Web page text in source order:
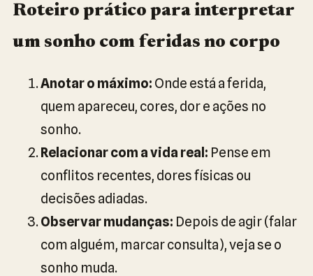
Roteiro prático para interpretar
um sonho com feridas no corpo
Anotar o máximo: Onde está a ferida,
quem apareceu, cores, dor e ações no
sonho.
Relacionar com a vida real: Pense em
conflitos recentes, dores físicas ou
decisões adiadas.
Observar mudanças: Depois de agir (falar
com alguém, marcar consulta), veja se o
sonho muda.